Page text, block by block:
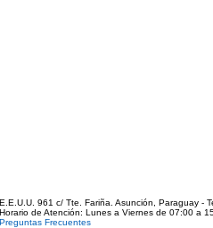
E.E.U.U. 961 c/ Tte. Fariña. Asunción, Paraguay -
Horario de Atención: Lunes a Viernes de 07:00 a
Preguntas Frecuentes